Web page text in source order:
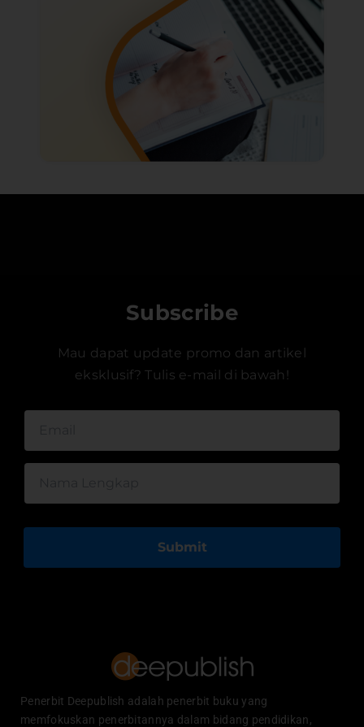
Subscribe
Mau dapat update promo dan artikel
eksklusif? Tulis e-mail di bawah!
Submit
Penerbit Deepublish adalah penerbit buku yang
memfokuskan penerbitannya dalam bidang pendidikan,